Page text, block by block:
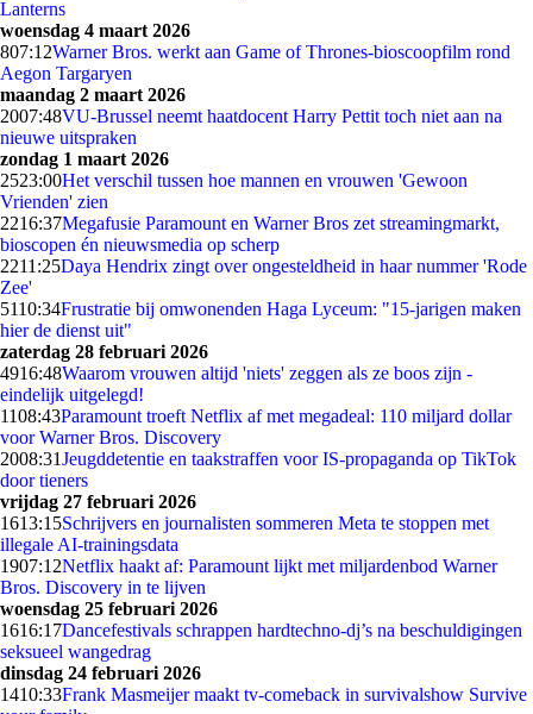
Lanterns
woensdag 4 maart 2026
807:12Warner Bros. werkt aan Game of Thrones-bioscoopfilm rond
Aegon Targaryen
maandag 2 maart 2026
2007:48VU-Brussel neemt haatdocent Harry Pettit toch niet aan na
nieuwe uitspraken
zondag 1 maart 2026
2523:00Het verschil tussen hoe mannen en vrouwen 'Gewoon
Vrienden' zien
2216:37Megafusie Paramount en Warner Bros zet streamingmarkt,
bioscopen én nieuwsmedia op scherp
2211:25Daya Hendrix zingt over ongesteldheid in haar nummer 'Rode
Zee'
5110:34Frustratie bij omwonenden Haga Lyceum: "15-jarigen maken
hier de dienst uit"
zaterdag 28 februari 2026
4916:48Waarom vrouwen altijd 'niets' zeggen als ze boos zijn -
eindelijk uitgelegd!
1108:43Paramount troeft Netflix af met megadeal: 110 miljard dollar
voor Warner Bros. Discovery
2008:31Jeugddetentie en taakstraffen voor IS-propaganda op TikTok
door tieners
vrijdag 27 februari 2026
1613:15Schrijvers en journalisten sommeren Meta te stoppen met
illegale AI-trainingsdata
1907:12Netflix haakt af: Paramount lijkt met miljardenbod Warner
Bros. Discovery in te lijven
woensdag 25 februari 2026
1616:17Dancefestivals schrappen hardtechno-dj’s na beschuldigingen
seksueel wangedrag
dinsdag 24 februari 2026
1410:33Frank Masmeijer maakt tv-comeback in survivalshow Survive